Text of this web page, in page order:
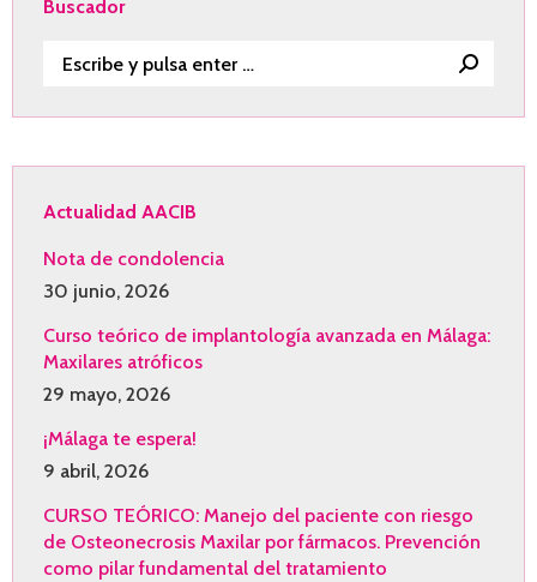
Buscador
Buscar:
Actualidad AACIB
Nota de condolencia
30 junio, 2026
Curso teórico de implantología avanzada en Málaga:
Maxilares atróficos
29 mayo, 2026
¡Málaga te espera!
9 abril, 2026
CURSO TEÓRICO: Manejo del paciente con riesgo
de Osteonecrosis Maxilar por fármacos. Prevención
como pilar fundamental del tratamiento